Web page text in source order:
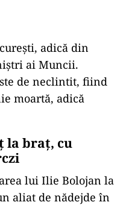
adică din
ai Muncii.
de neclintit, fiind
moartă, adică
la braț, cu
lui Ilie Bolojan la
aliat de nădejde în